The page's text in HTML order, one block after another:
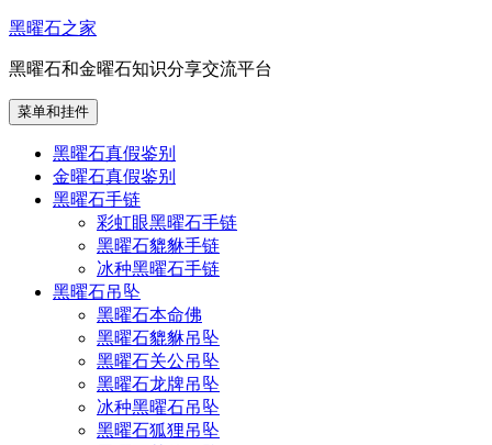
跳
内
容
黑曜石之家
黑曜石和金曜石知识分享交流平台
菜单和挂件
黑曜石真假鉴别
金曜石真假鉴别
黑曜石手链
彩虹眼黑曜石手链
黑曜石貔貅手链
冰种黑曜石手链
黑曜石吊坠
黑曜石本命佛
黑曜石貔貅吊坠
黑曜石关公吊坠
黑曜石龙牌吊坠
冰种黑曜石吊坠
黑曜石狐狸吊坠